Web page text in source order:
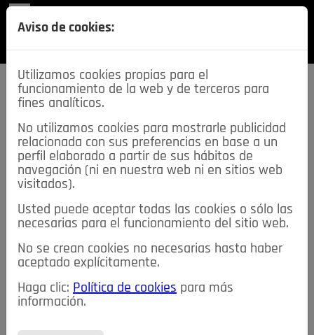
SECCIONES
descarga esta
REVISTA
≡NOTICIAS
NOTICIAS SERVICIOS DE INTERÉS
TABLÓN DE ANUNCIOS MIS ANUNCIOS CONTACTO
NOSOTROS
Aviso de cookies:
Utilizamos cookies propias para el
funcionamiento de la web y de terceros para
fines analíticos.
No utilizamos cookies para mostrarle publicidad
relacionada con sus preferencias en base a un
perfil elaborado a partir de sus hábitos de
navegación (ni en nuestra web ni en sitios web
visitados).
Usted puede aceptar todas las cookies o sólo las
necesarias para el funcionamiento del sitio web.
No se crean cookies no necesarias hasta haber
aceptado explícitamente.
Haga clic: Política de cookies para más
información.